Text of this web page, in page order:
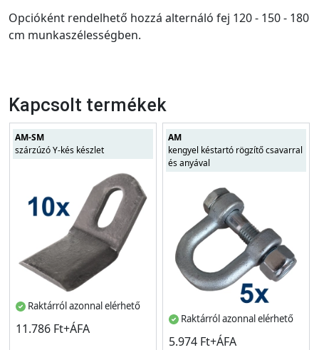
Opcióként rendelhető hozzá alternáló fej 120 - 150 - 180
cm munkaszélességben.
Kapcsolt termékek
AM-SM
szárzúzó Y-kés készlet
Raktárról azonnal elérhető
11.786 Ft+ÁFA
AM
kengyel késtartó rögzítő csavarral
és anyával
Raktárról azonnal elérhető
5.974 Ft+ÁFA